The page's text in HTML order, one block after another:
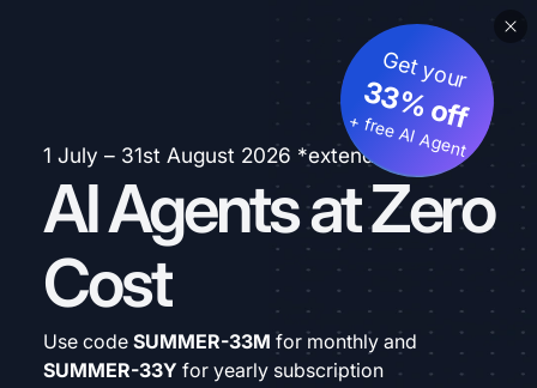
1 July – 31st August 2026 *extended
AI Agents at Zero
Cost
Get your
33% off
+ free AI Agent
Use code SUMMER-33M for monthly and
SUMMER-33Y for yearly subscription